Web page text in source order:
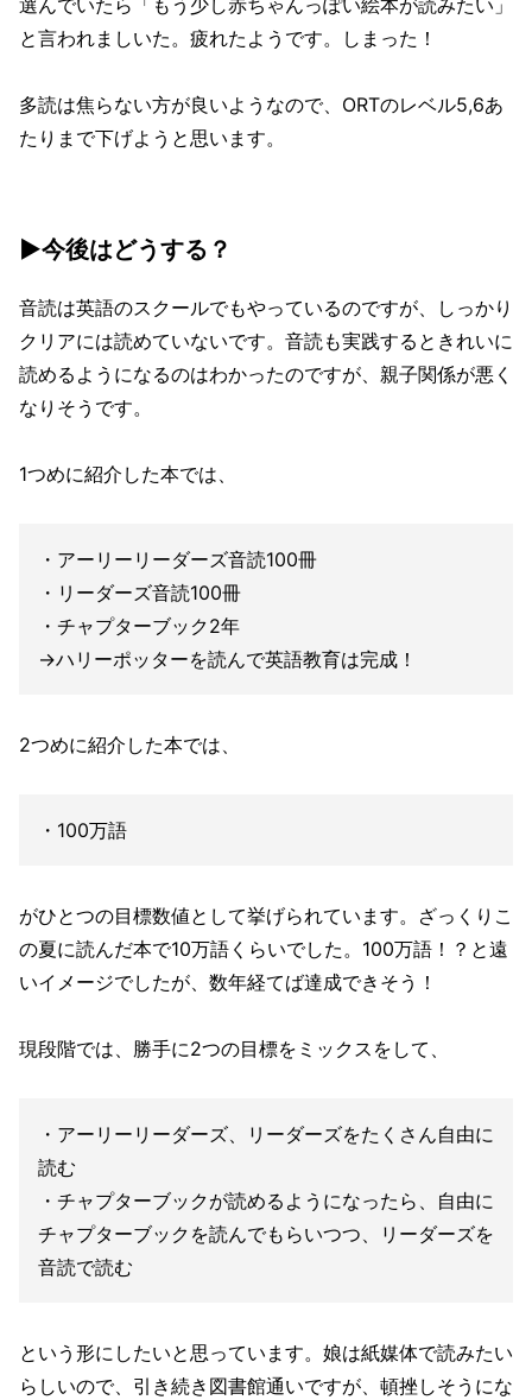
と言われましいた。疲れたようです。しまった！
多読は焦らない方が良いようなので、ORTのレベル5,6あ
たりまで下げようと思います。
▶今後はどうする？
音読は英語のスクールでもやっているのですが、しっかり
クリアには読めていないです。音読も実践するときれいに
読めるようになるのはわかったのですが、親子関係が悪く
なりそうです。
1つめに紹介した本では、
・アーリーリーダーズ音読100冊
・リーダーズ音読100冊
・チャプターブック2年
→ハリーポッターを読んで英語教育は完成！
2つめに紹介した本では、
・100万語
がひとつの目標数値として挙げられています。ざっくりこ
の夏に読んだ本で10万語くらいでした。100万語！？と遠
いイメージでしたが、数年経てば達成できそう！
現段階では、勝手に2つの目標をミックスをして、
・アーリーリーダーズ、リーダーズをたくさん自由に
読む
・チャプターブックが読めるようになったら、自由に
チャプターブックを読んでもらいつつ、リーダーズを
音読で読む
という形にしたいと思っています。娘は紙媒体で読みたい
らしいので、引き続き図書館通いですが、頓挫しそうにな